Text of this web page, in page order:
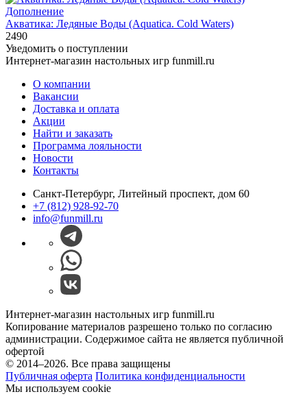
Дополнение
Акватика: Ледяные Воды (Aquatica. Cold Waters)
2490
Уведомить о поступлении
Интернет-магазин настольных игр funmill.ru
О компании
Вакансии
Доставка и оплата
Акции
Найти и заказать
Программа лояльности
Новости
Контакты
Санкт-Петербург, Литейный проспект, дом 60
+7 (812) 928-92-70
info@funmill.ru
Интернет-магазин настольных игр funmill.ru
Копирование материалов разрешено только по согласию
администрации. Содержимое сайта не является публичной
офертой
© 2014–2026. Все права защищены
Публичная оферта Политика конфиденциальности
Мы используем cookie